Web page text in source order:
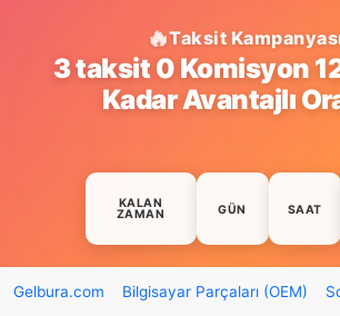
Taksit
3 taksit 0 Komisyon
Kadar Avantajlı
KALAN
ZAMAN GÜN SAAT
Gelbura.com Bilgisayar Parçaları (OEM)